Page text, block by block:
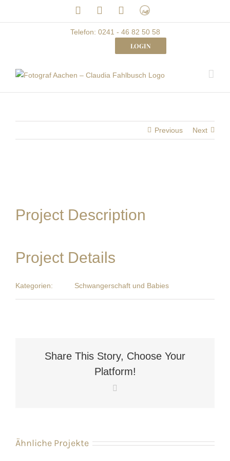
LinkedInFacebookInstagram
Frau
mit
Bizz
Telefon: 0241 - 46 82 50 58
LOGIN
Previous Next
Project Description
Project Details
Kategorien: Schwangerschaft und Babies
Share This Story, Choose Your
Platform!
Ähnliche Projekte